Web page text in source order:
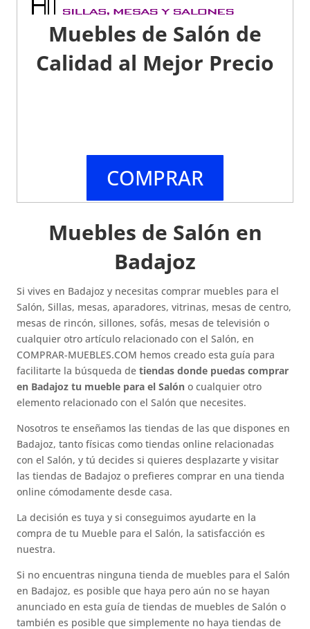
Muebles de Salón de
Calidad al Mejor Precio
COMPRAR
Muebles de Salón en
Badajoz
Si vives en Badajoz y necesitas comprar muebles para el
Salón, Sillas, mesas, aparadores, vitrinas, mesas de centro,
mesas de rincón, sillones, sofás, mesas de televisión o
cualquier otro artículo relacionado con el Salón, en
COMPRAR-MUEBLES.COM hemos creado esta guía para
facilitarte la búsqueda detiendas donde puedas comprar
en Badajoz tu mueble para el Salóno cualquier otro
elemento relacionado con el Salón que necesites.
Nosotros te enseñamos las tiendas de las que dispones en
Badajoz, tanto físicas como tiendas online relacionadas
con el Salón, y tú decides si quieres desplazarte y visitar
las tiendas de Badajoz o prefieres comprar en una tienda
online cómodamente desde casa.
La decisión es tuya y si conseguimos ayudarte en la
compra de tu Mueble para el Salón, la satisfacción es
nuestra.
Si no encuentras ninguna tienda de muebles para el Salón
en Badajoz, es posible que haya pero aún no se hayan
anunciado en esta guía de tiendas de muebles de Salón o
también es posible que simplemente no haya tiendas de